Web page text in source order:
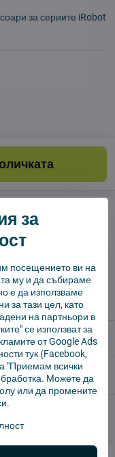
за сериите iRobot
за
посещението ви на
му и да събираме
е да използваме
за тази цел, като
на партньори в
се използват за
от Google Ads
тук(Facebook,
"Приемам всички
Можете да
или да промените